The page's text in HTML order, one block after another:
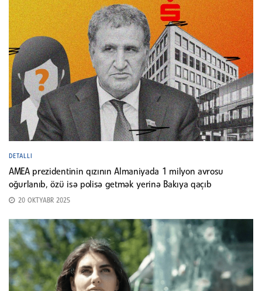
DETALLI
AMEA prezidentinin qızının Almaniyada 1 milyon avrosu
oğurlanıb, özü isə polisə getmək yerinə Bakıya qaçıb
20 OKTYABR 2025